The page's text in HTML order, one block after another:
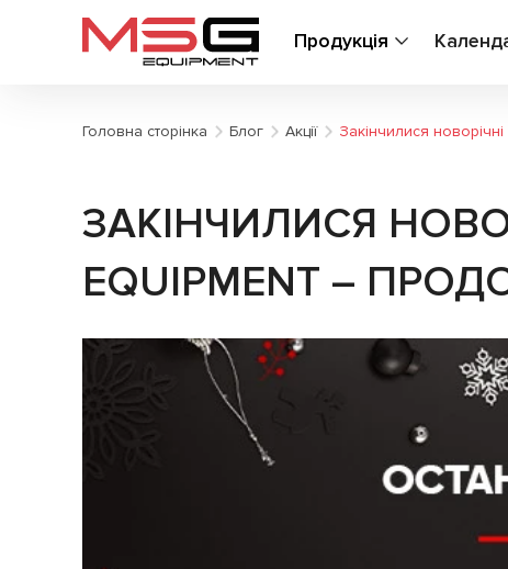
Продукція
Головна сторінка Блог Акції Закінчилися
ЗАКІНЧИЛИСЯ
EQUIPMENT –